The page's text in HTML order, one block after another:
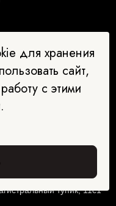
тупик, 11с1
для хранения
сайт,
с этими